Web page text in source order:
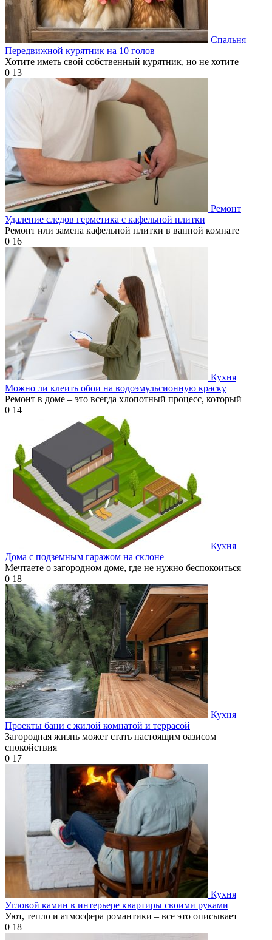
Спальня
Передвижной курятник на 10 голов
Хотите иметь свой собственный курятник, но не хотите
0 13
Ремонт
Удаление следов герметика с кафельной плитки
Ремонт или замена кафельной плитки в ванной комнате
0 16
Кухня
Можно ли клеить обои на водоэмульсионную краску
Ремонт в доме – это всегда хлопотный процесс, который
0 14
Кухня
Дома с подземным гаражом на склоне
Мечтаете о загородном доме, где не нужно беспокоиться
0 18
Кухня
Проекты бани с жилой комнатой и террасой
Загородная жизнь может стать настоящим оазисом
спокойствия
0 17
Кухня
Угловой камин в интерьере квартиры своими руками
Уют, тепло и атмосфера романтики – все это описывает
0 18